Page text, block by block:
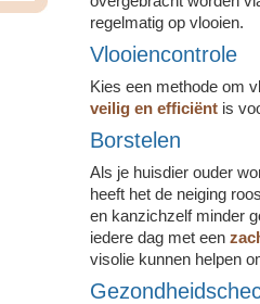
regelmatig op vlooien.
Vlooiencontrole
Kies een methode om
veilig en efficiëntis
Borstelen
Als je huisdier ouder
heeft het de neiging
en kanzichzelf minder
iedere dag met een
visolie kunnen helpen